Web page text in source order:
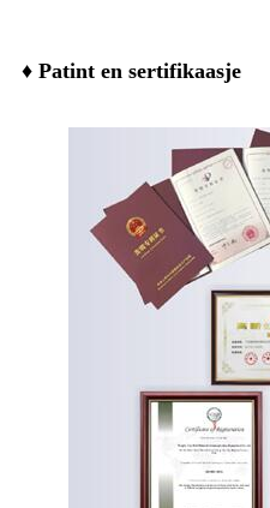
♦ Patint en sertifikaasje